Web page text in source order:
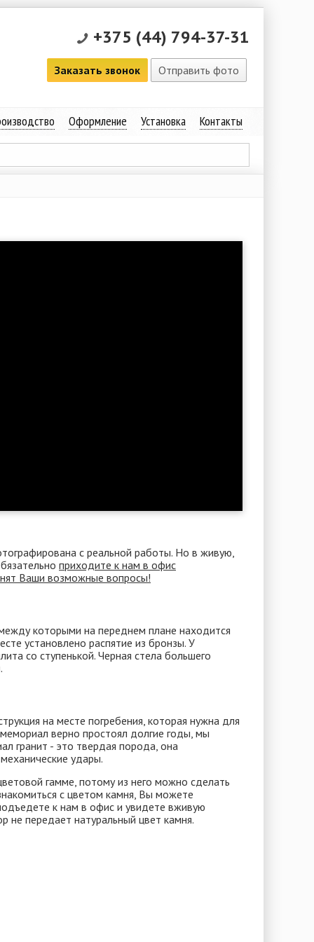
+375 (44) 794-37-31
Заказать звонок Отправить фото
Оформление Установка Контакты
с реальной работы. Но в живую,
приходите к нам в офис
Ваши возможные вопросы!
которыми на переднем плане находится
установлено распятие из бронзы. У
со ступенькой. Черная стела большего
на месте погребения, которая нужна для
верно простоял долгие годы, мы
гранит - это твердая порода, она
удары.
гамме, потому из него можно сделать
с цветом камня, Вы можете
к нам в офис и увидете вживую
не передает натуральный цвет камня.